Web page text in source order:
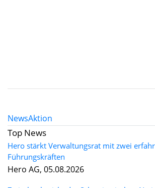
NewsAktion
Top News
Hero stärkt Verwaltungsrat mit zwei
Führungskräften
Hero AG, 05.08.2026